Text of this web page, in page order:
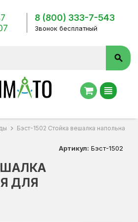
8 (800) 333-7-543
Звонок бесплатный
search
view_headline
chevron_right Бэст-1502 Стойка вешалка напольная
ДЛЯ
Артикул: Бэст-1502